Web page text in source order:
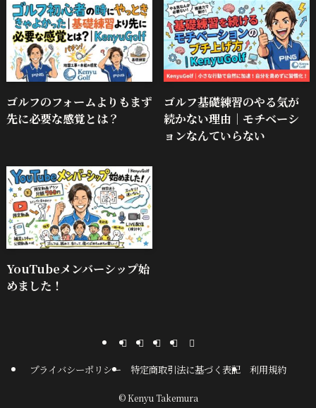
ゴルフのフォームよりもまず
先に必要な感覚とは？
ゴルフ基礎練習のやる気が
続かない理由｜モチベーシ
ョンなんていらない
YouTubeメンバーシップ始
めました！
プライバシーポリシー 特定商取引法に基づく表記 利用規約
©Kenyu Takemura